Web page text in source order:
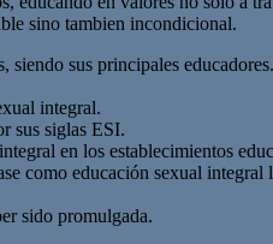
sino tambien incondicional.
sus principales
integral.
sus siglas ESI.
en los establecimientos
como educación sexual integral
sido promulgada.